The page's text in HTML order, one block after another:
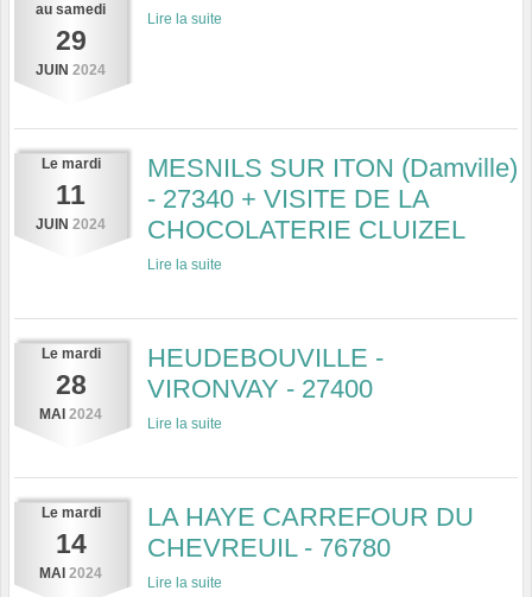
au samedi
29
JUIN 2024
Lire la suite
Le mardi
11
JUIN 2024
MESNILS SUR ITON (Damville)
- 27340 + VISITE DE LA
CHOCOLATERIE CLUIZEL
Lire la suite
Le mardi
28
MAI 2024
HEUDEBOUVILLE -
VIRONVAY - 27400
Lire la suite
Le mardi
14
MAI 2024
LA HAYE CARREFOUR DU
CHEVREUIL - 76780
Lire la suite